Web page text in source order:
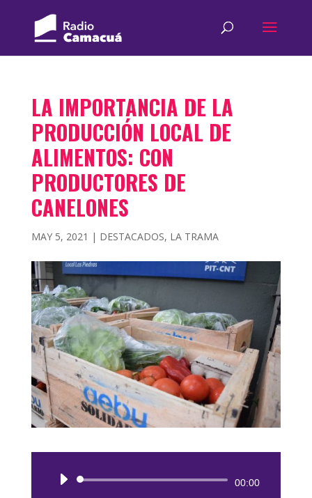
LA IMPORTANCIA DE LA
PRODUCCIÓN LOCAL DE
ALIMENTOS: CON
PRODUCTORES DE
CANELONES
MAY 5, 2021 | DESTACADOS, LA TRAMA
Reproductor
00:00